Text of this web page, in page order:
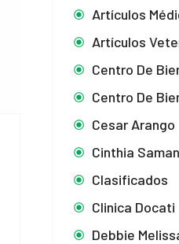
Artículos
Artículos
Centro De
Centro De
Cesar Arango
Cinthia
Clasificados
Clinica Docati
Debbie